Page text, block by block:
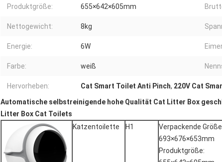
Produktgröße: 655×642×605mm
Nettogewicht: 8kg
Energie: 6W
Farbe: weiß
Hervorheben: Cat Smart Toilet Anti Pinch, 220V Cat
Automatische selbstreinigende hohe Qualität Cat Litter Box
Litter Box Cat Toilets
Katzentoilette
H1
Verpackende
693×676×653mm
Produktgröße: